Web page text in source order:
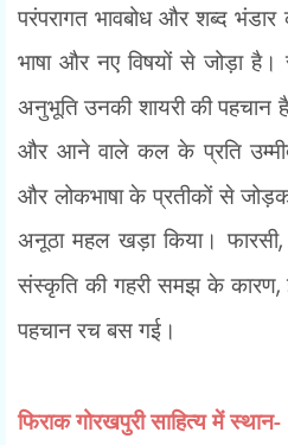
परंपरागत भावबोध और शब्द
भाषा और नए विषयों से जोड़ा है।
अनुभूति उनकी शायरी की
और आने वाले कल के प्रति
और लोकभाषा के प्रतीकों से
अनूठा महल खड़ा किया। फारसी
संस्कृति की गहरी समझ के कारण,
पहचान रच बस गई।
फिराक गोरखपुरी साहित्य में स्थान-